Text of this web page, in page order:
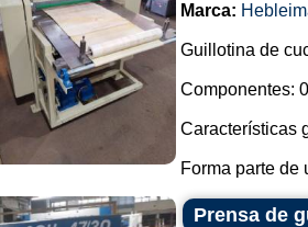
Marca:
Guillotina de
Componentes:
Características
Forma parte de
Prensa de